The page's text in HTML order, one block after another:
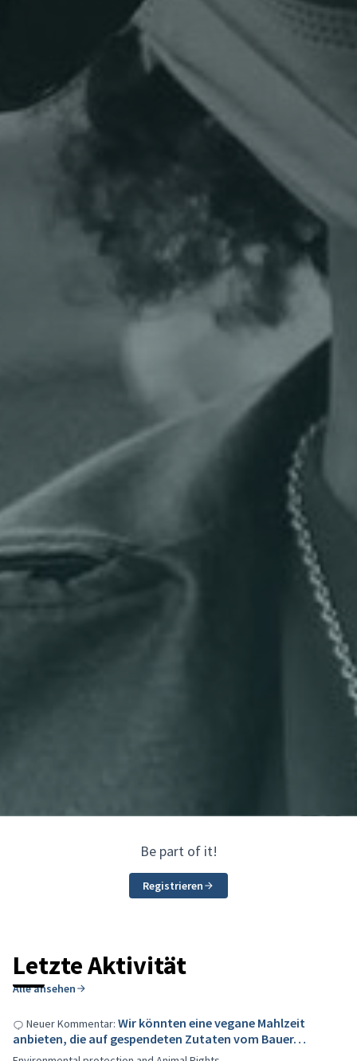
Be part of it!
Registrieren
Letzte Aktivität
Alle ansehen
Neuer Kommentar: Wir könnten eine vegane Mahlzeit
anbieten, die auf gespendeten Zutaten vom Bauer…